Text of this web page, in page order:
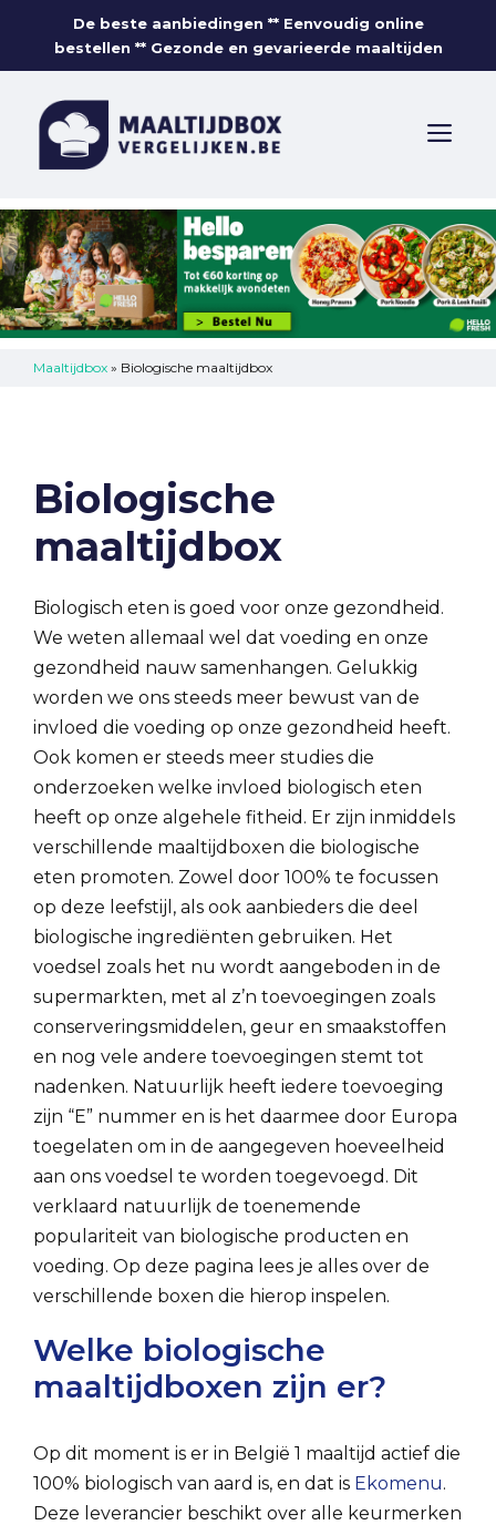
content
De beste aanbiedingen ** Eenvoudig online
bestellen ** Gezonde en gevarieerde maaltijden
Maaltijdbox » Biologische maaltijdbox
Biologische
maaltijdbox
Biologisch eten is goed voor onze gezondheid.
We weten allemaal wel dat voeding en onze
gezondheid nauw samenhangen. Gelukkig
worden we ons steeds meer bewust van de
invloed die voeding op onze gezondheid heeft.
Ook komen er steeds meer studies die
onderzoeken welke invloed biologisch eten
heeft op onze algehele fitheid. Er zijn inmiddels
verschillende maaltijdboxen die biologische
eten promoten. Zowel door 100% te focussen
op deze leefstijl, als ook aanbieders die deel
biologische ingrediënten gebruiken. Het
voedsel zoals het nu wordt aangeboden in de
supermarkten, met al z’n toevoegingen zoals
conserveringsmiddelen, geur en smaakstoffen
en nog vele andere toevoegingen stemt tot
nadenken. Natuurlijk heeft iedere toevoeging
zijn “E” nummer en is het daarmee door Europa
toegelaten om in de aangegeven hoeveelheid
aan ons voedsel te worden toegevoegd. Dit
verklaard natuurlijk de toenemende
populariteit van biologische producten en
voeding. Op deze pagina lees je alles over de
verschillende boxen die hierop inspelen.
Welke biologische
maaltijdboxen zijn er?
Op dit moment is er in België 1 maaltijd actief die
100% biologisch van aard is, en dat is Ekomenu.
Deze leverancier beschikt over alle keurmerken